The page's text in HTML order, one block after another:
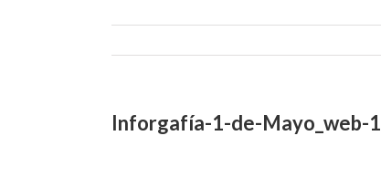
Inforgafía-1-de-Mayo_web-1